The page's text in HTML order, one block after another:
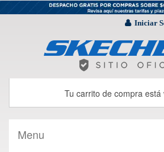
Iniciar
Tu carrito de compra está
Menu